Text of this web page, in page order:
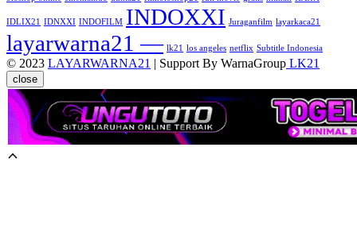
IDLIX21 IDNXXI INDOFILM INDOXXI Juraganfilm layarkaca21
layarwarna21 — lk21 los angeles netflix Subtitle Indonesia
© 2023 LAYARWARNA21 | Support By WarnaGroup LK21
close